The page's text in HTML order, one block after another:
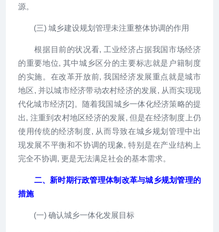
源。
(三) 城乡建设规划管理未注重整体协调的作用
根据目前的状况看, 工业经济占据我国市场经济
的重要地位, 其中城乡区分的主要标志就是户籍制度
的实施。在改革开放前, 我国经济发展重点就是城市
地区, 并以城市经济带动农村经济的发展, 从而实现现
代化城市经济[2]。随着我国城乡一体化经济策略的提
出, 注重到农村地区经济的发展, 但是在经济制度上仍
使用传统的经济制度, 从而导致在城乡规划管理中出
现发展不平衡和不协调的现象, 特别是在产业结构上
完全不协调, 更是无法满足社会的基本需求。
二、新时期行政管理体制改革与城乡规划管理的
措施
(一) 确认城乡一体化发展目标